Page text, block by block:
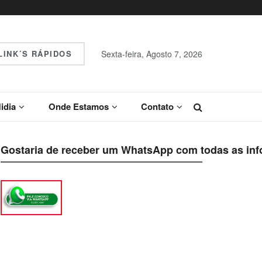
RÁPIDOS Sexta-feira, Agosto 7, 2026
Onde Estamos Contato
Gostaria de receber um WhatsApp com todas as